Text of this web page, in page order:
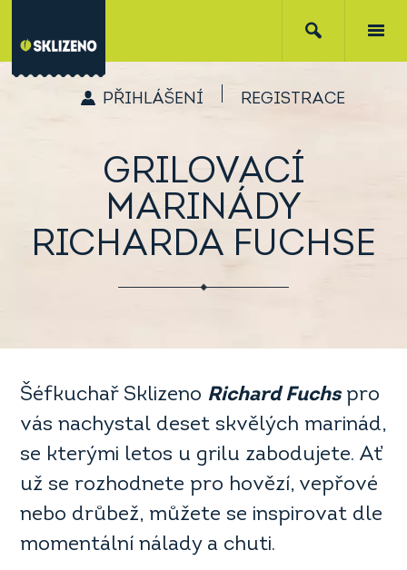
PŘIHLÁŠENÍ REGISTRACE
GRILOVACÍ
MARINÁDY
RICHARDA FUCHSE
Šéfkuchař Sklizeno Richard Fuchspro
vás nachystal deset skvělých marinád,
se kterými letos u grilu zabodujete. Ať
už se rozhodnete pro hovězí, vepřové
nebo drůbež, můžete se inspirovat dle
momentální nálady a chuti.